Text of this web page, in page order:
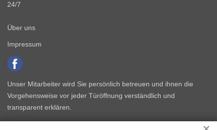
24/7
Über uns
Impressum
Unser Mitarbeiter wird Sie persönlich betreuen und ihnen die
Vorgehensweise vor jeder Türöffnung verständlich und
transparent erklären.